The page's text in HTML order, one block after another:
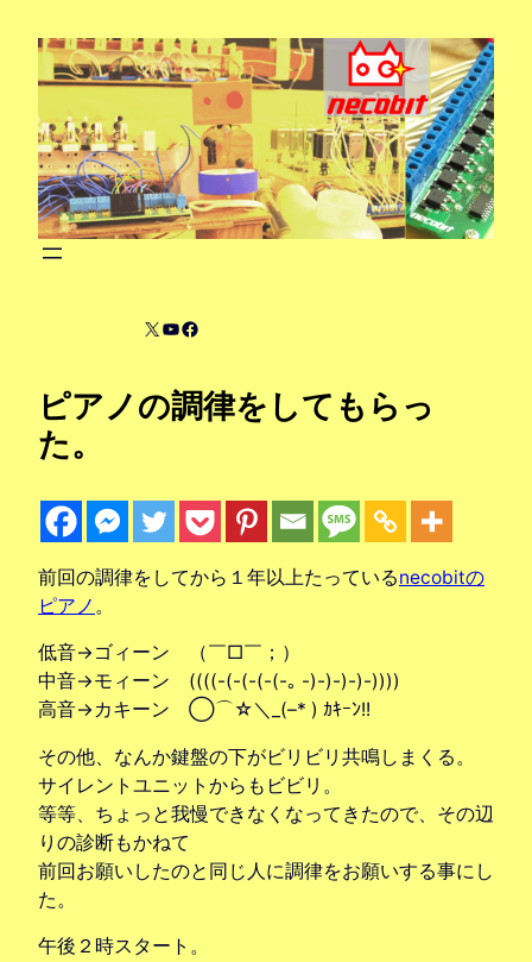
X YouTube
Facebook
ピアノの調律をしてもらっ
た。
前回の調律をしてから１年以上たっているnecobitの
ピアノ 。
低音→ゴィーン （￣□￣；）
中音→モィーン ((((-(-(-(-(-｡ -)-)-)-)-))))
高音→カキーン ◯⌒☆＼_(–* ) ｶｷｰﾝ!!
その他、なんか鍵盤の下がビリビリ共鳴しまくる。
サイレントユニットからもビビリ。
等等、ちょっと我慢できなくなってきたので、その辺
りの診断もかねて
前回お願いしたのと同じ人に調律をお願いする事にし
た。
午後２時スタート。